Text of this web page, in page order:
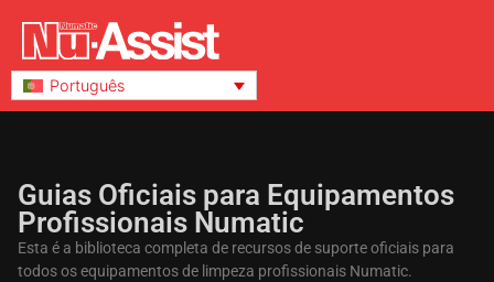
Português
Guias Oficiais para Equipamentos
Profissionais Numatic
Esta é a biblioteca completa de recursos de suporte oficiais para
todos os equipamentos de limpeza profissionais Numatic.